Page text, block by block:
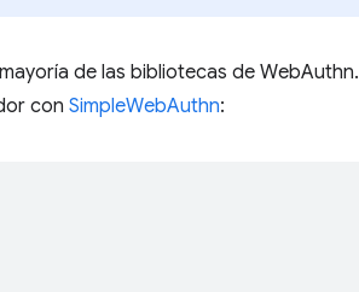
de las bibliotecas de WebAuthn.
con SimpleWebAuthn: